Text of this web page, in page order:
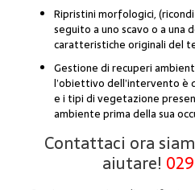
Ripristini morfologici,
seguito a uno scavo o a una
caratteristiche originali del
Gestione di recuperi
l’obiettivo dell’intervento
e i tipi di vegetazione
ambiente prima della sua
Contattaci ora
aiutare!